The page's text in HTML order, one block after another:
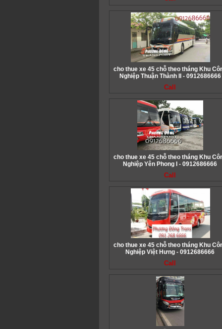
cho thue xe 45 chỗ theo tháng Khu
Nghiệp Thuận Thành II - 0912686666
Call
cho thue xe 45 chỗ theo tháng Khu
Nghiệp Yên Phong I - 0912686666
Call
cho thue xe 45 chỗ theo tháng Khu
Nghiệp Việt Hưng - 0912686666
Call